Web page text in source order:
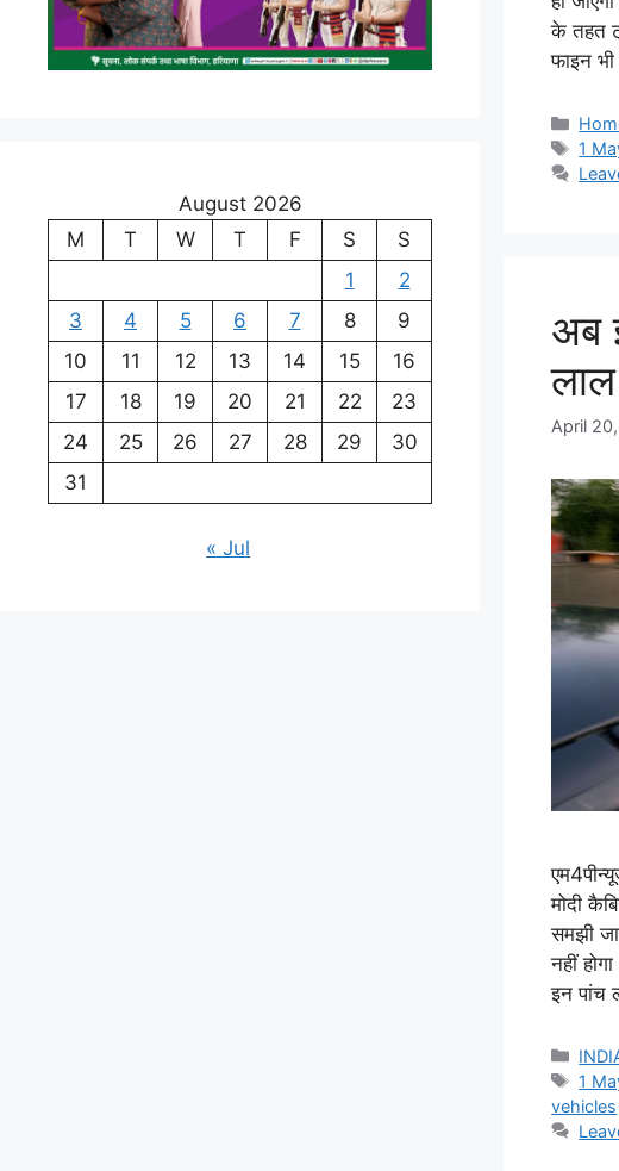
के तहत
फाइन
Tags
1
अब
April
मोदी
समझी
नहीं
इन पांच
Tags
1
vehicles
August 2026
M
T W T F S
S
1
2
3
4 5 6 7 8
9
10
11 12 13 14 15
16
17
18 19 20 21 22
23
24
25 26 27 28 29
30
31
« Jul